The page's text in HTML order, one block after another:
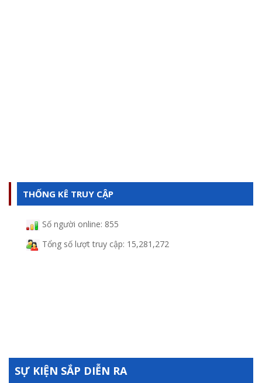
CTY TNHH SX TM VÀ ĐẦU TƯ THÀNH CÔNG
THỐNG KÊ TRUY CẬP
Số người online: 855
Tổng số lượt truy cập: 15,281,272
SỰ KIỆN SẮP DIỄN RA